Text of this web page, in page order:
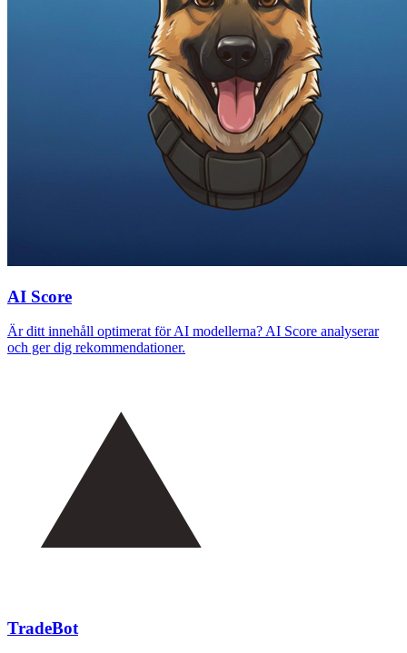
AI Score
Är ditt innehåll optimerat för AI modellerna? AI Score analyserar
och ger dig rekommendationer.
TradeBot